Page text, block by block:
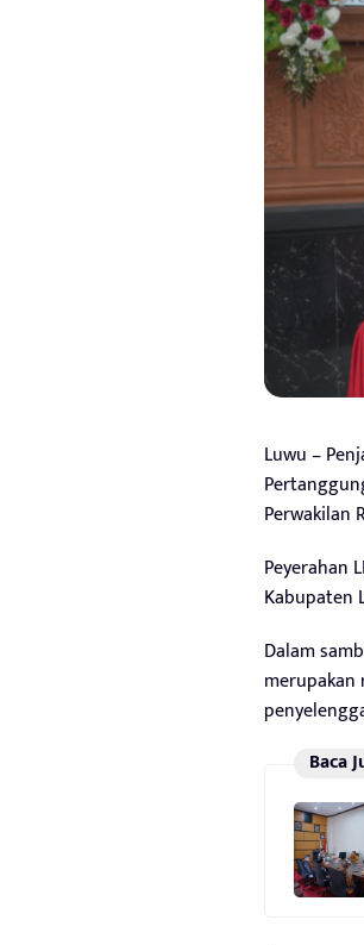
Luwu –
Perwakilan
Peyerahan
Kabupaten
Dalam
merupakan
Baca